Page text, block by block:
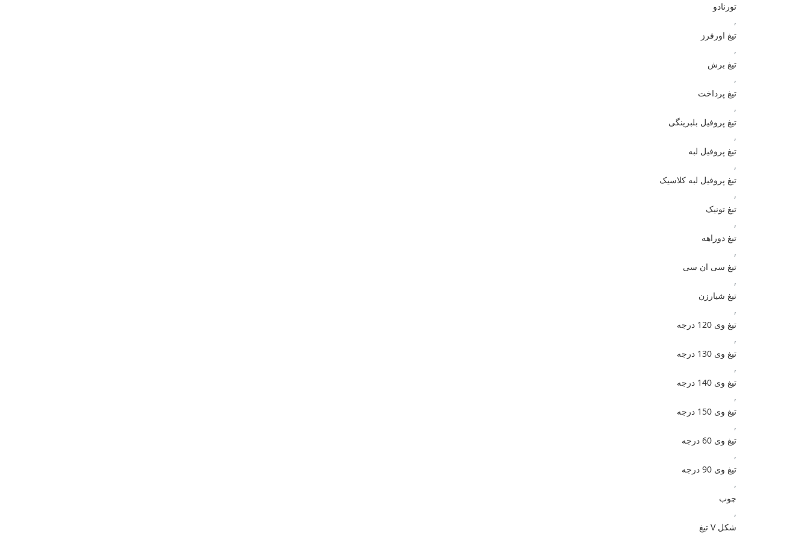
تورنادو
,
تیغ اورفرز
,
تیغ برش
,
تیغ پرداخت
,
تیغ پروفیل بلبرینگی
,
تیغ پروفیل لبه
,
تیغ پروفیل لبه کلاسیک
,
تیغ تونیک
,
تیغ دوراهه
,
تیغ سی ان سی
,
تیغ شیارزن
,
تیغ وی 120 درجه
,
تیغ وی 130 درجه
,
تیغ وی 140 درجه
,
تیغ وی 150 درجه
,
تیغ وی 60 درجه
,
تیغ وی 90 درجه
,
چوب
,
شکل V تیغ